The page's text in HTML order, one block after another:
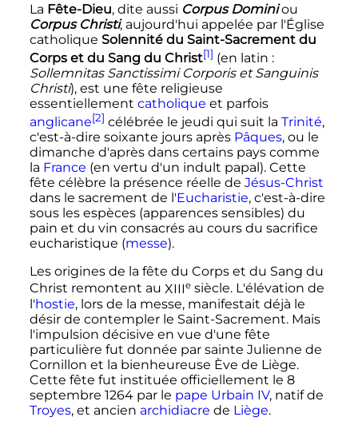
La Fête-Dieu, dite aussi Corpus Dominiou
Corpus Christi, aujourd'hui appelée par l'Église
catholique Solennité du Saint-Sacrement du
Corps et du Sang du Christ[1] (en latin :
Sollemnitas Sanctissimi Corporis et Sanguinis
Christi), est une fête religieuse
essentiellement catholique et parfois
anglicane[2] célébrée le jeudi qui suit la Trinité,
c'est-à-dire soixante jours après Pâques, ou le
dimanche d'après dans certains pays comme
la France (en vertu d'un indult papal). Cette
fête célèbre la présence réelle de Jésus-Christ
dans le sacrement de l'Eucharistie, c'est-à-dire
sous les espèces (apparences sensibles) du
pain et du vin consacrés au cours du sacrifice
eucharistique (messe).
Les origines de la fête du Corps et du Sang du
Christ remontent au XIIIe siècle. L'élévation de
l'hostie, lors de la messe, manifestait déjà le
désir de contempler le Saint-Sacrement. Mais
l'impulsion décisive en vue d'une fête
particulière fut donnée par sainte Julienne de
Cornillon et la bienheureuse Ève de Liège.
Cette fête fut instituée officiellement le 8
septembre 1264par le pape Urbain IV, natif de
Troyes, et ancien archidiacre de Liège.